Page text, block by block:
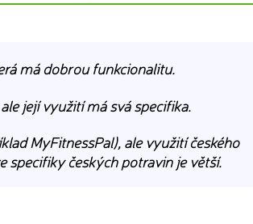
má dobrou funkcionalitu.
její využití má svá specifika.
MyFitnessPal), ale využití českého
specifiky českých potravin je větší.